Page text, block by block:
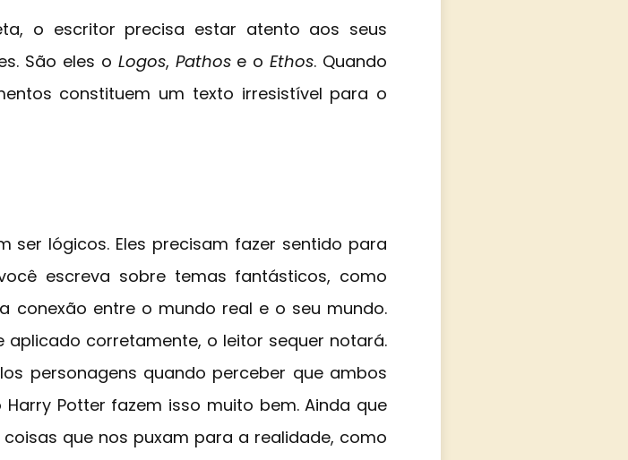
o escritor precisa estar atento aos seus
São eles o Logos, Pathose oEthos. Quando
constituem um texto irresistível para o
ser lógicos. Eles precisam fazer sentido para
escreva sobre temas fantásticos, como
conexão entre o mundo real e o seu mundo.
corretamente, o leitor sequer notará.
personagens quando perceber que ambos
Potter fazem isso muito bem. Ainda que
que nos puxam para a realidade, como